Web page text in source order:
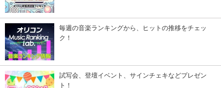
毎週の音楽ランキングから、ヒットの推移をチェッ
ク！
試写会、登壇イベント、サインチェキなどプレゼン
ト！